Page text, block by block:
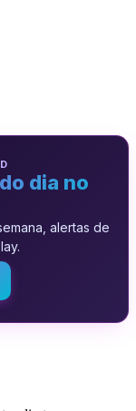
dia no
alertas de